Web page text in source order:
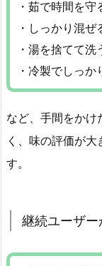
・茹で時間を守
・しっかり混ぜ
・湯を捨てて洗
・冷製でしっか
など、手間をかけ
く、味の評価が
す。
継続ユーザ